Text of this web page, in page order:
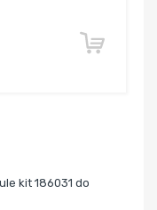
kit 186031 do